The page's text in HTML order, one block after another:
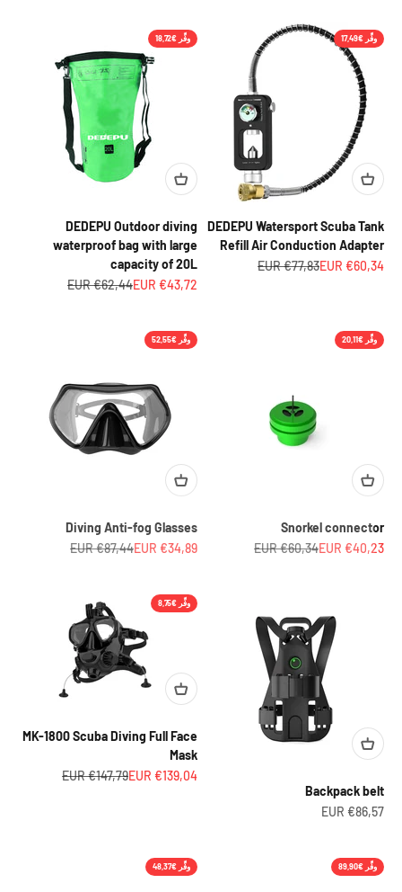
وفِّر €17,49
DEDEPU Watersport Scuba Tank
Refill Air Conduction Adapter
السعر بعد الخصم
€60,34 EUR السعر قبل الخصم
€77,83 EUR
وفِّر €18,72
DEDEPU Outdoor diving
waterproof bag with large
capacity of 20L
السعر بعد الخصم
€43,72 EUR السعر قبل الخصم
€62,44 EUR
وفِّر €20,11
Snorkel connector
السعر بعد الخصم
€40,23 EUR السعر قبل الخصم
€60,34 EUR
وفِّر €52,55
Diving Anti-fog Glasses
السعر بعد الخصم
€34,89 EUR السعر قبل الخصم
€87,44 EUR
Backpack belt
السعر بعد الخصم
€86,57 EUR
وفِّر €8,75
MK-1800 Scuba Diving Full Face
Mask
السعر بعد الخصم
€139,04 EUR السعر قبل الخصم
€147,79 EUR
وفِّر €89,90 وفِّر €48,37